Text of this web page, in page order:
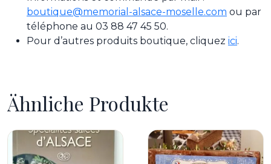
boutique@memorial-alsace-moselle.com ou par
téléphone au 03 88 47 45 50.
Pour d’autres produits boutique, cliquez ici.
Ähnliche Produkte